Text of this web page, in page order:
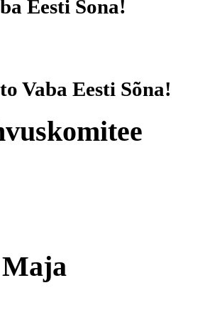
Eesti Sona!
Vaba Eesti Sõna!